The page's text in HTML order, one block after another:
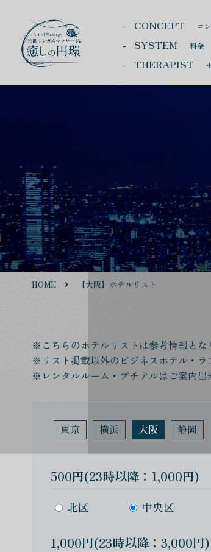
CONCEPT コ
SYSTEM 料金
THERAPIST
HOME 【大阪】ホテルリスト
※こちらのホテルリストは参考情報とな
※リスト掲載以外のビジネスホテル・ラ
※レンタルルーム・プチテルはご案内出
東京 横浜 大阪 静岡
500円(23時以降：1,000円)
北区 中央区
1,000円(23時以降：3,000円)